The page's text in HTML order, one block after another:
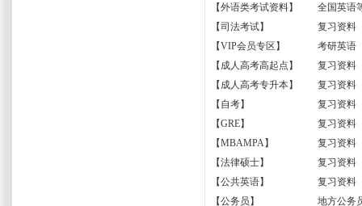
【外语类考试资料】
全国英语
【司法考试】
复习资料
【VIP会员专区 】
考研英语
【 成人高考高起点 】
复习资料
【 成人高考专升本】
复习资料
【 自考】
复习资料
【GRE】
复习资料
【MBAMPA】
复习资料
【法律硕士】
复习资料
【公共英语】
复习资料
【公务员 】
地方公务